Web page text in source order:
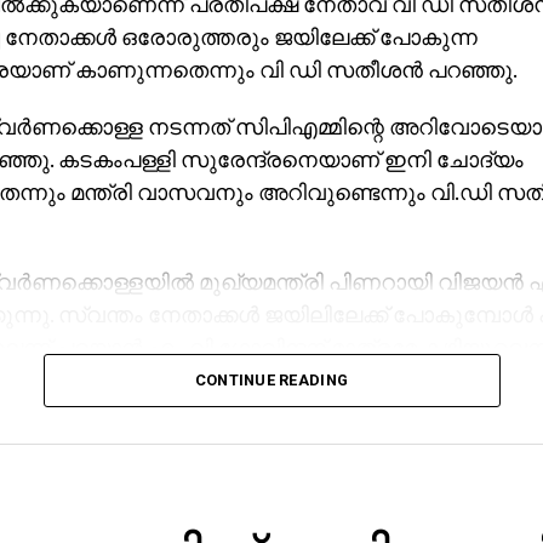
നേതാക്കള്‍ ഒരോരുത്തരും ജയിലേക്ക് പോകുന്ന
കാണുന്നതെന്നും വി ഡി സതീശന്‍ പറഞ്ഞു.
നടന്നത് സിപിഎമ്മിന്റെ
കടകംപള്ളി സുരേന്ദ്രനെയാണ് ഇനി ചോദ്യം
മന്ത്രി വാസവനും അറിവുണ്ടെന്നും വി.ഡി
മുഖ്യമന്ത്രി പിണറായി
എന്തുകൊണ്ട് ദേവസ്വം ബോര്‍ഡ്
പോറ്റി കുടുങ്ങിയാല്‍ പലരും കുടുങ്ങും എന്ന്
അദ്ദേഹം കൂട്ടിച്ചേര്‍ത്തു.
CONTINUE READING